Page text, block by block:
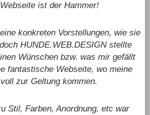
ist der Hammer!
konkreten Vorstellungen, wie sie
HUNDE.WEB.DESIGN stellte
Wünschen bzw. was mir gefällt
fantastische Webseite, wo meine
zur Geltung kommen.
Stil, Farben, Anordnung, etc war